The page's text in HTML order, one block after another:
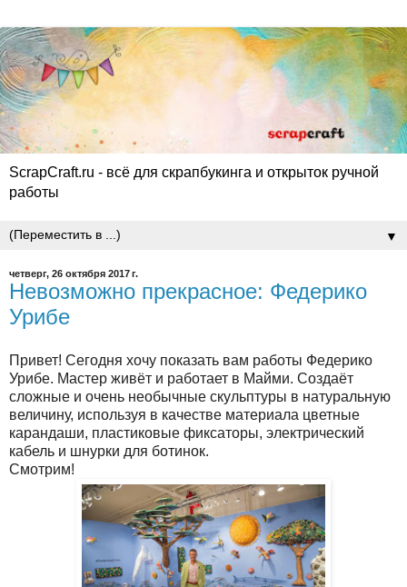
ScrapCraft.ru - всё для скрапбукинга и открыток ручной
работы
▼
четверг, 26 октября 2017 г.
Невозможно прекрасное: Федерико
Урибе
Привет! Сегодня хочу показать вам работы Федерико
Урибе. Мастер живёт и работает в Майми. Создаёт
сложные и очень необычные скульптуры в натуральную
величину, используя в качестве материала цветные
карандаши, пластиковые фиксаторы, электрический
кабель и шнурки для ботинок.
Смотрим!